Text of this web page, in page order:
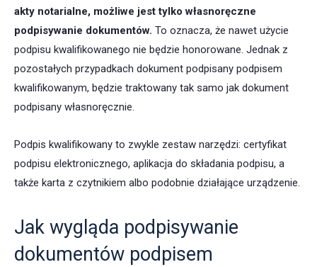
akty notarialne, możliwe jest tylko własnoręczne
podpisywanie dokumentów. To oznacza, że nawet użycie
podpisu kwalifikowanego nie będzie honorowane. Jednak z
pozostałych przypadkach dokument podpisany podpisem
kwalifikowanym, będzie traktowany tak samo jak dokument
podpisany własnoręcznie.
Podpis kwalifikowany to zwykle zestaw narzędzi: certyfikat
podpisu elektronicznego, aplikacja do składania podpisu, a
także karta z czytnikiem albo podobnie działające urządzenie.
Jak wygląda podpisywanie
dokumentów podpisem